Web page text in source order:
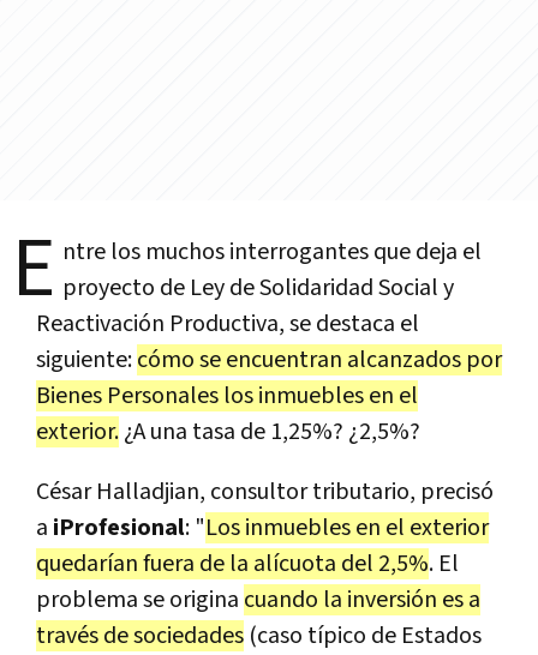
E ntre los muchos interrogantes que deja el
proyecto de Ley de Solidaridad Social y
Reactivación Productiva, se destaca el
siguiente:cómo se encuentran alcanzados por
Bienes Personales los inmuebles en el
exterior.¿A una tasa de 1,25%? ¿2,5%?
César Halladjian, consultor tributario, precisó
a iProfesional: "Los inmuebles en el exterior
quedarían fuera de la alícuota del 2,5%. El
problema se origina cuando la inversión es a
través de sociedades (caso típico de Estados